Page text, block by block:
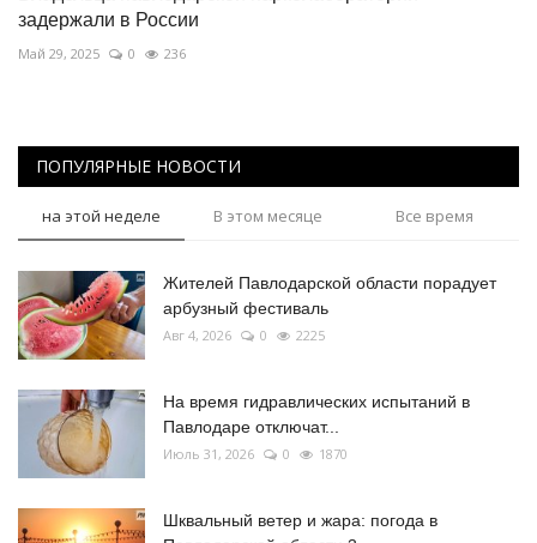
задержали в России
Май 29, 2025 0 236
ПОПУЛЯРНЫЕ НОВОСТИ
на этой неделе В этом месяце Все время
Жителей Павлодарской области порадует
арбузный фестиваль
Авг 4, 2026 0 2225
На время гидравлических испытаний в
Павлодаре отключат...
Июль 31, 2026 0 1870
Шквальный ветер и жара: погода в